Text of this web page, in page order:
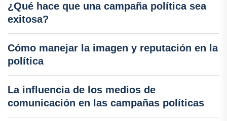
¿Qué hace que una campaña política sea
exitosa?
Cómo manejar la imagen y reputación en la
política
La influencia de los medios de
comunicación en las campañas políticas